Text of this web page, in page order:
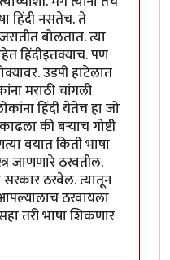
हिंदी नसतेच. ते
बोलतात. त्या
हिंदीइतक्याच. पण
उडपी हाटेलात
मराठी चांगली
हिंदी येतेच हा जो
की बर्‍याच गोष्टी
वयात किती भाषा
जाणणारे ठरवतील.
ठरवेल. त्यातून
ठरवायला
तरी भाषा शिकणार